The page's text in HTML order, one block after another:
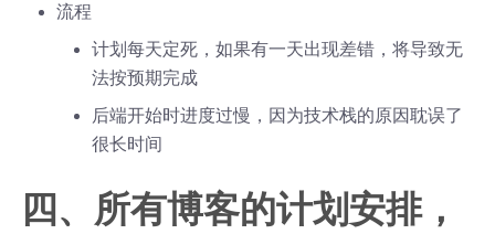
流程
计划每天定死，如果有一天出现差错，将导致无
法按预期完成
后端开始时进度过慢，因为技术栈的原因耽误了
很长时间
四、所有博客的计划安排，